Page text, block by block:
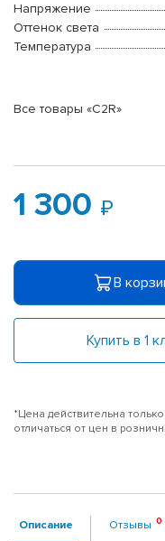
Напряжение
Оттенок света
Температура
Все товары «C2R»
1 300
В
Купить в 1
*Цена действительна
отличаться от цен в
Описание Отзывы